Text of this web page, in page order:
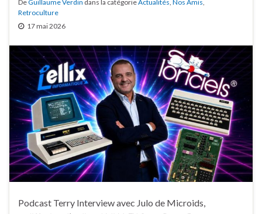
DeGuillaume Verdin dans la catégorieActualités Nos Amis
Retroculture
17 mai 2026
Podcast Terry Interview avec Julo de Microids,